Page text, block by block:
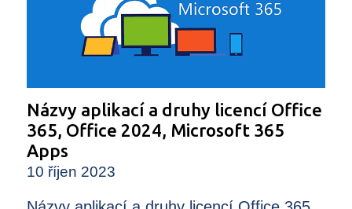
Názvy aplikací a druhy licencí Office
365, Office 2024, Microsoft 365
Apps
10 říjen 2023